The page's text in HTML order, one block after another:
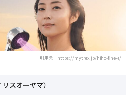
引用元：https://mytrex.jp/hiho-fine-e/
スオーヤマ）